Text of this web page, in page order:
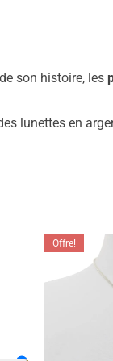
son histoire, les
lunettes en
un héritage que
ornés de pierres
exclusif plaqué
ce qui
peut trouver les
Et c’est
de donner
moins
Offre!